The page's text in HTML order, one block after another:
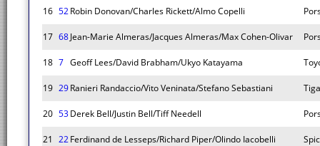
16 52Robin Donovan/Charles Rickett/Almo Copelli
17 68Jean-Marie Almeras/Jacques Almeras/Max Cohen-Olivar
18 7 Geoff Lees/David Brabham/Ukyo Katayama
19 29Ranieri Randaccio/Vito Veninata/Stefano Sebastiani
20 53Derek Bell/Justin Bell/Tiff Needell
21 22Ferdinand de Lesseps/Richard Piper/Olindo Iacobelli